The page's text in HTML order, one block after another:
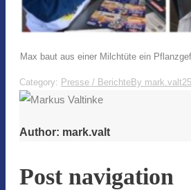
Max baut aus einer Milchtüte ein
Category: Presse / BerichteBy mark.valt
Author: mark.valt
Post navigation